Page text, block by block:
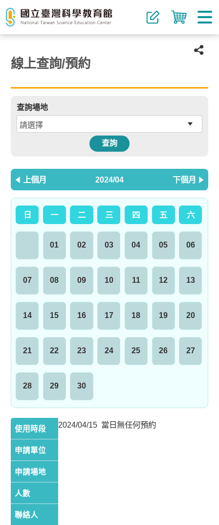
線上查詢/預約
查詢場地
查詢
上個月 2024/04 下個月
日 一 二 三 四 五 六
01 02 03 04 05 06
07 08 09 10 11 12 13
14 15 16 17 18 19 20
21 22 23 24 25 26 27
28 29 30
使用時段
申請單位
申請場地
人數
聯絡人
2024/04/15 當日無任何預約